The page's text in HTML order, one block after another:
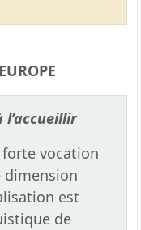
forte vocation
dimension
est
de